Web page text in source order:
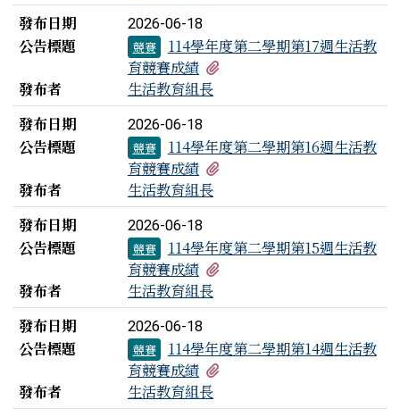
發布日期
2026-06-18
公告標題 競賽
114學年度第二學期第17週生活教
育競賽成績
發布者
生活教育組長
發布日期
2026-06-18
公告標題 競賽
114學年度第二學期第16週生活教
育競賽成績
發布者
生活教育組長
發布日期
2026-06-18
公告標題 競賽
114學年度第二學期第15週生活教
育競賽成績
發布者
生活教育組長
發布日期
2026-06-18
公告標題 競賽
114學年度第二學期第14週生活教
育競賽成績
發布者
生活教育組長